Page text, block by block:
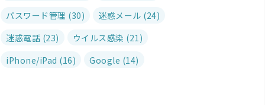
パスワード管理 (30)
迷惑メール (24)
迷惑電話 (23)
ウイルス感染 (21)
iPhone/iPad (16)
Google (14)